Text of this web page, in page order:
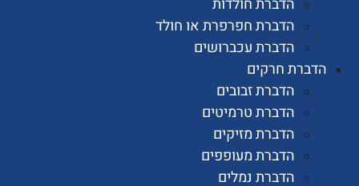
הדברת חולדות
הדברת חפרפרת או חולד
הדברת עכברושים
חרקים
הדברת זבובים
הדברת טרמיטים
הדברת מזיקים
הדברת מעופפים
הדברת נמלים